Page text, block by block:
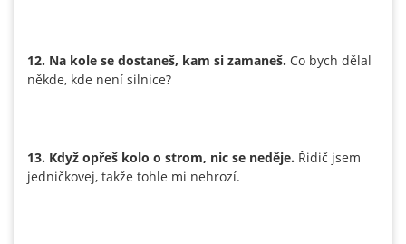
12. Na kole se dostaneš, kam si zamaneš. Co bych dělal
někde, kde není silnice?
13. Když opřeš kolo o strom, nic se neděje. Řidič jsem
jedničkovej, takže tohle mi nehrozí.